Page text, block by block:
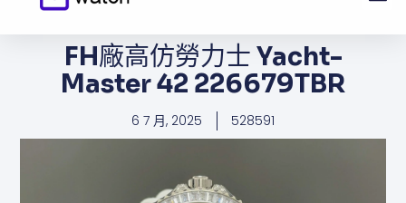
FH廠高仿勞力士 Yacht-
Master 42 226679TBR
6 7 月, 2025 528591